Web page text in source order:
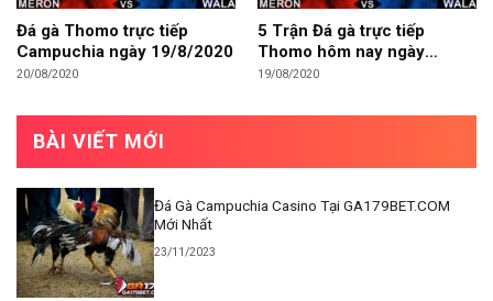
Đá gà Thomo trực tiếp
Campuchia ngày 19/8/2020
20/08/2020
5 Trận Đá gà trực tiếp
Thomo hôm nay ngày
18/8/2020
19/08/2020
BÀI VIẾT MỚI
Đá Gà Campuchia Casino Tại GA179BET.COM
Mới Nhất
23/11/2023